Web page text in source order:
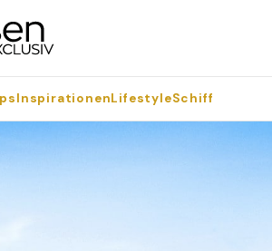
InspirationenLifestyleSchiff